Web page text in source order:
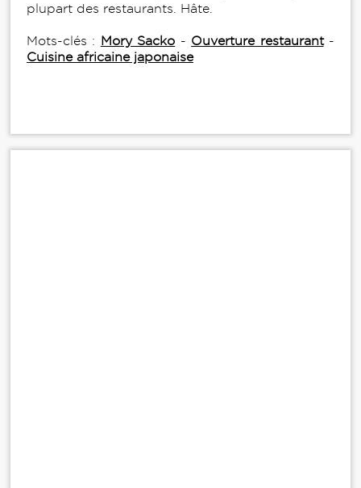
plupart des restaurants. Hâte.
Mots-clés : Mory Sacko - Ouverture restaurant-
Cuisine africaine japonaise